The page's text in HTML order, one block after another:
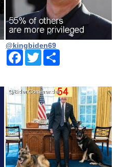
@kingbiden69
Facebook
TwitterShare